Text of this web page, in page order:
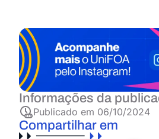
Informações da
Publicado em 06/10/2024
Compartilhar em